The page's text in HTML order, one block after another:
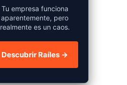
Tu empresa funciona
aparentemente, pero
realmente es un caos.
Descubrir Raíles →